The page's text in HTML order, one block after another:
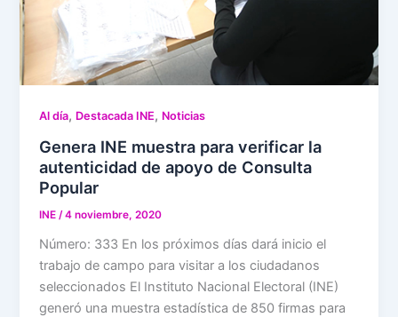
Al día, Destacada INE, Noticias
Genera INE muestra para verificar la
autenticidad de apoyo de Consulta
Popular
INE /4 noviembre, 2020
Número: 333 En los próximos días dará inicio el
trabajo de campo para visitar a los ciudadanos
seleccionados El Instituto Nacional Electoral (INE)
generó una muestra estadística de 850 firmas para